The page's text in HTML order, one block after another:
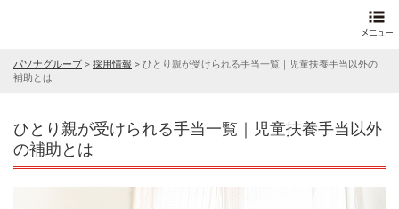
パソナグループ> 採用情報 > ひとり親が受けられる手当一覧｜児童扶養手当以外の
補助とは
ひとり親が受けられる手当一覧｜児童扶養手当以外
の補助とは